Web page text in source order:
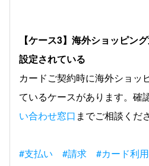
【ケース3】海外ショッピン
設定されている
カードご契約時に海外ショッ
ているケースがあります。確
い合わせ窓口 までご相談くだ
#支払い #請求 #カード利用